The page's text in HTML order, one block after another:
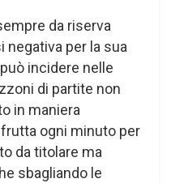
da riserva
negativa per la sua
incidere nelle
di partite non
in maniera
ogni minuto per
da titolare ma
sbagliando le